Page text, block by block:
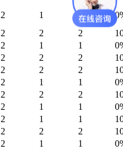
2 1 1
2 2 2
2 1 1
2 2 2
2 2 2
2 1 1
2 2 2
2 1 1
2 1 1
2 2 2
2 1 1